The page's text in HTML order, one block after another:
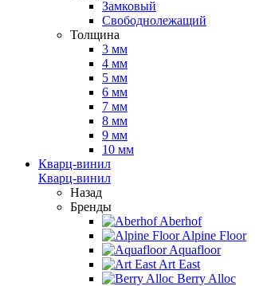
Замковый
Свободнолежащий
Толщина
3 мм
4 мм
5 мм
6 мм
7 мм
8 мм
9 мм
10 мм
Кварц-винил
Кварц-винил
Назад
Бренды
Aberhof
Alpine Floor
Aquafloor
Art East
Berry Alloc